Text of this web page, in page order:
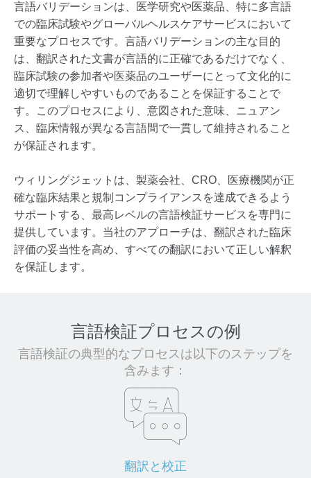
言語バリデーションは、医学研究や医薬品、特に多言語
での臨床試験やグローバルヘルスケアサービスにおいて
重要なプロセスです。言語バリデーションの主な目的
は、翻訳された文書が言語的に正確であるだけでなく、
臨床試験の参加者や医薬品のユーザーにとって文化的に
適切で理解しやすいものであることを保証することで
す。このプロセスにより、意図された意味、ニュアン
ス、臨床情報が異なる言語間で一貫して維持されること
が保証されます。
ウィリングジェットは、製薬会社、CRO、医療機関が正
確な臨床結果と規制コンプライアンスを達成できるよう
サポートする、最高レベルの言語検証サービスを専門に
提供しています。当社のアプローチは、翻訳された臨床
評価の妥当性を高め、すべての翻訳において正しい解釈
を保証します。
言語検証プロセスの例
言語検証の典型的なプロセスは以下のステップを
含みます：
翻訳と校正